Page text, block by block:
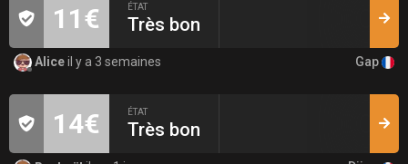
11€ ÉTAT
Très bon
Aliceil y a 3 semaines Gap
14€ ÉTAT
Très bon